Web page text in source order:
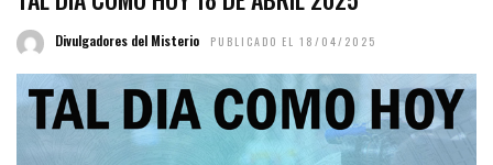
Divulgadores del Misterio PUBLICADO EL 18/04/2025